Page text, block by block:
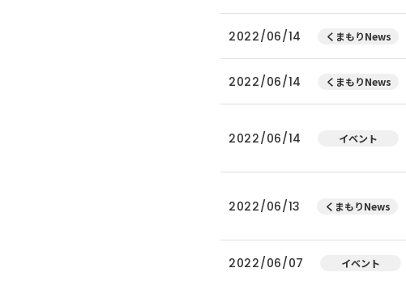
2022/06/14 くまもりNews
2022/06/14 くまもりNews
2022/06/14 イベント
2022/06/13 くまもりNews
2022/06/07 イベント